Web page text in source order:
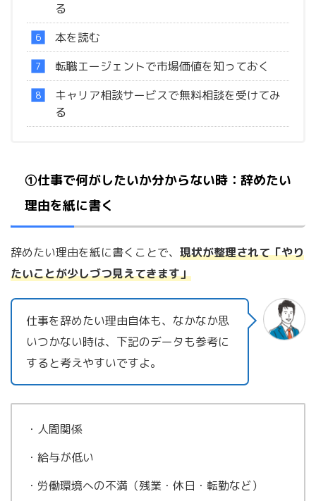
る
本を読む
転職エージェントで市場価値を知っておく
キャリア相談サービスで無料相談を受けてみ
る
①仕事で何がしたいか分からない時：辞めたい
理由を紙に書く
辞めたい理由を紙に書くことで、 現状が整理されて「やり
たいことが少しづつ見えてきます」
仕事を辞めたい理由自体も、なかなか思
いつかない時は、下記のデータも参考に
すると考えやすいですよ。
・人間関係
・給与が低い
・労働環境への不満（残業・休日・転勤など）